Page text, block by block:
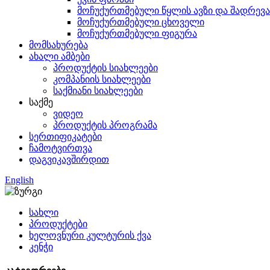
მოჩუქურთმებული წყლის ავზი და
მოჩუქურთმებული ცხოველი
მოჩუქურთმებული ფიგურა
მომსახურება
ახალი ამბები
პროდუქტის სიახლეები
კომპანიის სიახლეები
საქმიანი სიახლეები
საქმე
ვიდეო
პროდუქტის პროგრამა
სერთიფიკატები
ჩამოტვირთვა
დაგვიკავშირდით
English
სახლი
პროდუქტები
ხელოვნური კულტურის ქვა
კენჭი